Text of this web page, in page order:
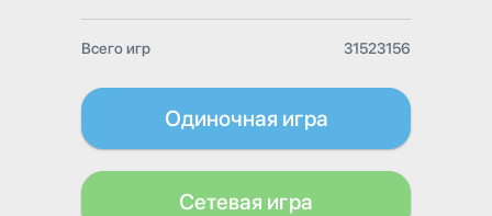
Всего игр 31523156
Одиночная игра
Сетевая игра